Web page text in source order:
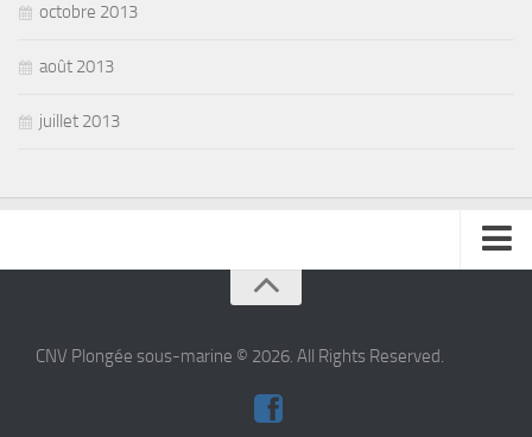
octobre 2013
août 2013
juillet 2013
CNV Plongée sous-marine © 2026. All Rights Reserved.